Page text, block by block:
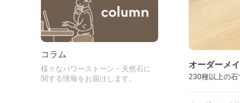
コラム
様々なパワーストーン・天然石に
関する情報をお届けします。
オーダーメ
230種以上の石